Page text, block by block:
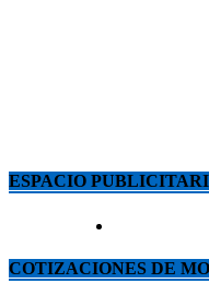
ESPACIO
COTIZACIONES DE